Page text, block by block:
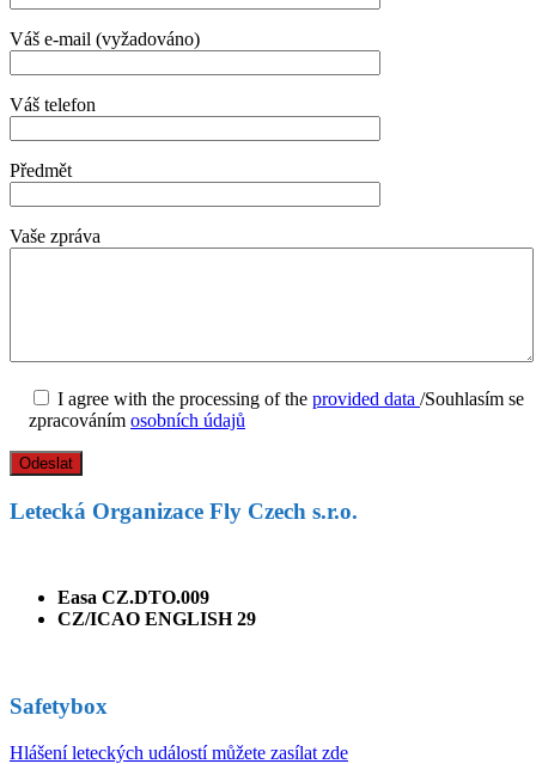
Váš e-mail (vyžadováno)
Váš telefon
Předmět
Vaše zpráva
I agree with the processing of the provided data /Souhlasím se
zpracováním osobních údajů
Letecká Organizace Fly Czech s.r.o.
Easa CZ.DTO.009
CZ/ICAO ENGLISH 29
Safetybox
Hlášení leteckých událostí můžete zasílat zde